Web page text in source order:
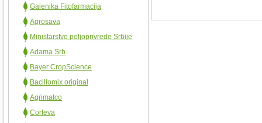
Galenika Fitofarmacija
Agrosava
Ministarstvo poljoprivrede Srbije
Adama Srb
Bayer CropScience
Bacillomix original
Agrimatco
Corteva